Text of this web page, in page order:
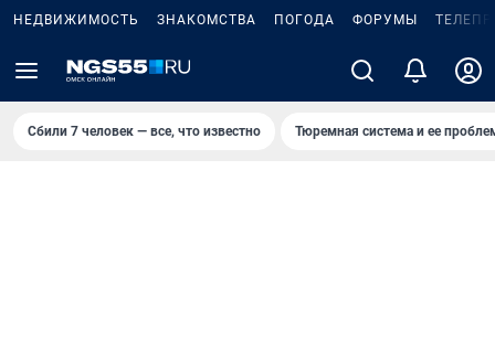
НЕДВИЖИМОСТЬ ЗНАКОМСТВА ПОГОДА ФОРУМЫ
Сбили 7 человек — все, что известно Тюремная система и ее